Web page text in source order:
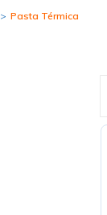
> Pasta Térmica